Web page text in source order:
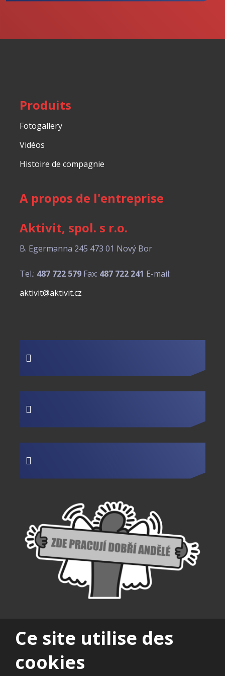
le
Produits
Fotogallery
Vidéos
Histoire de compagnie
A propos de l'entreprise
Aktivit, spol. s r.o.
B. Egermanna 245 473 01 Nový Bor
Tel.: 487 722 579 Fax: 487 722 241 E-mail:
aktivit@aktivit.cz
Ce site utilise des
cookies